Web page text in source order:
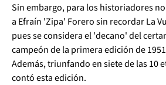
Sin embargo, para los historiadores
a Efraín 'Zipa' Forero sin recordar La
pues se considera el 'decano' del
campeón de la primera edición de
Además, triunfando en siete de las 10
contó esta edición.